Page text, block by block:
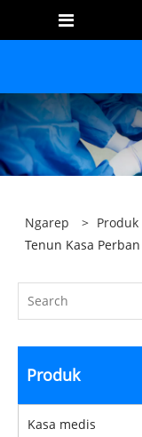
Ngarep > Produk
Tenun Kasa Perban
Produk
Kasa medis